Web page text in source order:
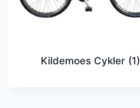
Kildemoes Cykler (1)